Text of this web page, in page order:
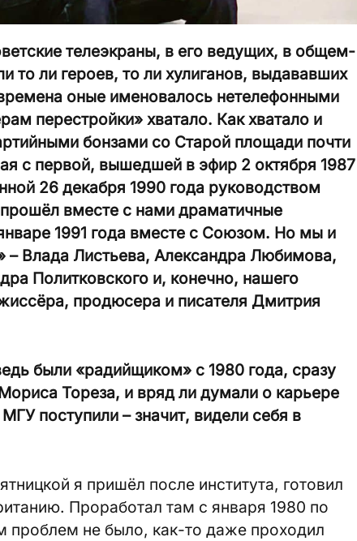
телеэкраны, в его ведущих, в общем-
то ли героев, то ли хулиганов, выдававших
оные именовалось нетелефонными
перестройки» хватало. Как хватало и
бонзами со Старой площади почти
с первой, вышедшей в эфир 2 октября 1987
26 декабря 1990 года руководством
вместе с нами драматичные
1991 года вместе с Союзом. Но мы и
– Влада Листьева, Александра Любимова,
Политковского и, конечно, нашего
продюсера и писателя Дмитрия
были «радийщиком» с 1980 года, сразу
Тореза, и вряд ли думали о карьере
поступили – значит, видели себя в
я пришёл после института, готовил
Проработал там с января 1980 по
проблем не было, как-то даже проходил